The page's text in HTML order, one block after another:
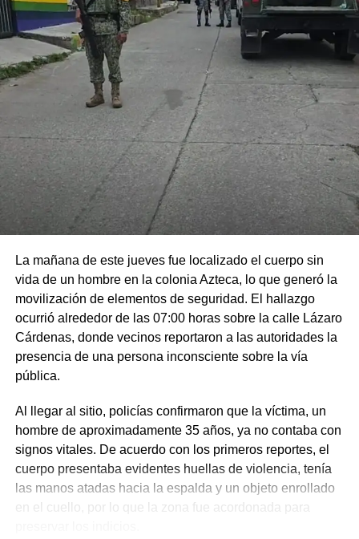
La mañana de este jueves fue localizado el cuerpo sin
vida de un hombre en la colonia Azteca, lo que generó la
movilización de elementos de seguridad. El hallazgo
ocurrió alrededor de las 07:00 horas sobre la calle Lázaro
Cárdenas, donde vecinos reportaron a las autoridades la
presencia de una persona inconsciente sobre la vía
pública.
Al llegar al sitio, policías confirmaron que la víctima, un
hombre de aproximadamente 35 años, ya no contaba con
signos vitales. De acuerdo con los primeros reportes, el
cuerpo presentaba evidentes huellas de violencia, tenía
las manos atadas hacia la espalda y un objeto enrollado
en el cuello, por lo que la zona fue acordonada para